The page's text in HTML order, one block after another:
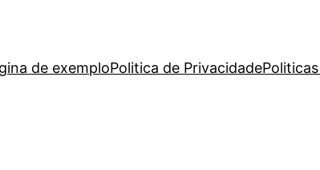
de exemploPolitica de Privacidade